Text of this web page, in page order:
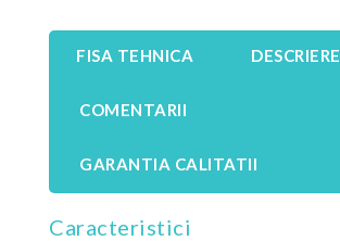
FISA TEHNICA DESCRIERE
COMENTARII
GARANTIA CALITATII
Caracteristici